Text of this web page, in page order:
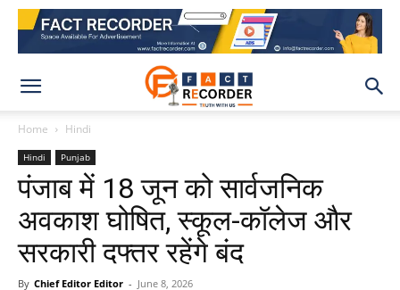
Home Hindi
Hindi Punjab
पंजाब में 18 जून को सार्वजनिक
अवकाश घोषित, स्कूल-कॉलेज और
सरकारी दफ्तर रहेंगे बंद
By Chief Editor Editor - June 8, 2026